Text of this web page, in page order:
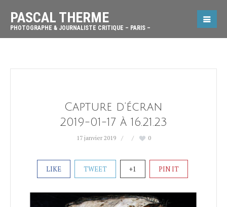
PASCAL THERME
PHOTOGRAPHE & JOURNALISTE CRITIQUE – PARIS –
Capture d’écran
2019-01-17 à 16.21.23
17 janvier 2019 0
LIKE TWEET +1 PIN IT